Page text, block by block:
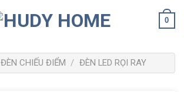
0
ĐÈN CHIẾU ĐIỂM / ĐÈN LED RỌI RAY